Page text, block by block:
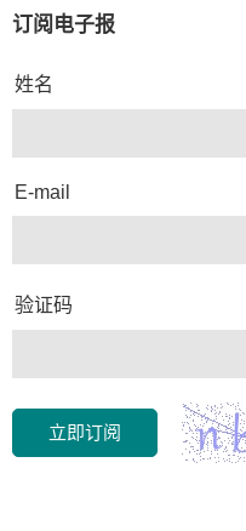
订阅电子报
姓名
E-mail
验证码
立即订阅